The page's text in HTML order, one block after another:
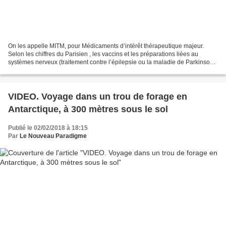
On les appelle MITM, pour Médicaments d’intérêt thérapeutique majeur.
Selon les chiffres du Parisien , les vaccins et les préparations liées au
systèmes nerveux (traitement contre l’épilepsie ou la maladie de Parkinson)
VIDEO. Voyage dans un trou de forage en
Antarctique, à 300 mètres sous le sol
Publié le 02/02/2018 à 18:15
Par Le Nouveau Paradigme